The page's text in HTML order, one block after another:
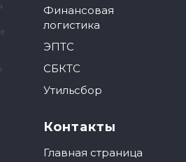
Финансовая
логистика
ЭПТС
СБКТС
Утильсбор
Контакты
Главная страница